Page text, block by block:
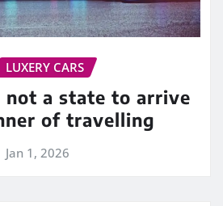
LUXERY CARS
not a state to arrive
of travelling
Jan 1, 2026